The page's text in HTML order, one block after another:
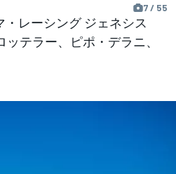
7 / 55
・レーシング ジェネシス
ッテラー、ピポ・デラニ、